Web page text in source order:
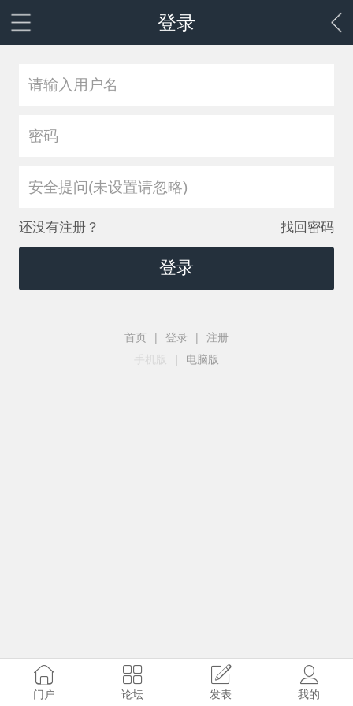
登录
安全提问(未设置请忽略)
还没有注册？ 找回密码
登录
首页 | 登录 |
注册
手机版
| 电脑版
门户 论坛 发表 我的